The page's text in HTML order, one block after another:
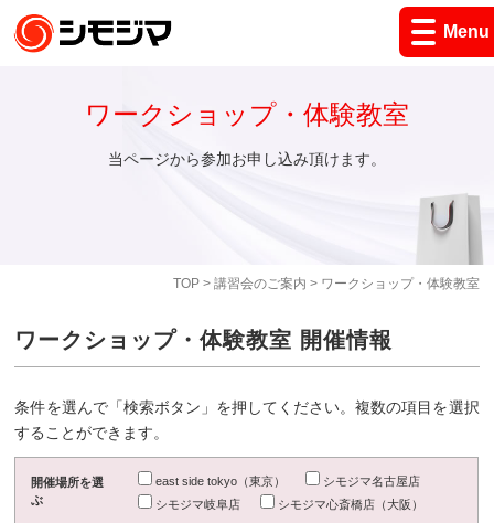
Menu
TOP> 講習会のご案内 > ワークショップ・体験教室
ワークショップ・体験教室
当ページから参加お申し込み頂けます。
ワークショップ・体験教室 開催情報
条件を選んで「検索ボタン」を押してください。複数の項目を選択
することができます。
開催場所を選
ぶ
east side tokyo（東京）
シモジマ名古屋店
シモジマ岐阜店
シモジマ心斎橋店（大阪）